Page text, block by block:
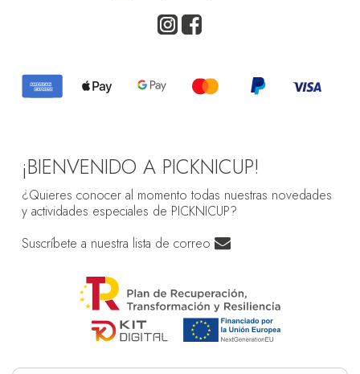
¡BIENVENIDO A PICKNICUP!
¿Quieres conocer al momento todas nuestras novedades
y actividades especiales de PICKNICUP?
Suscríbete a nuestra lista de correo